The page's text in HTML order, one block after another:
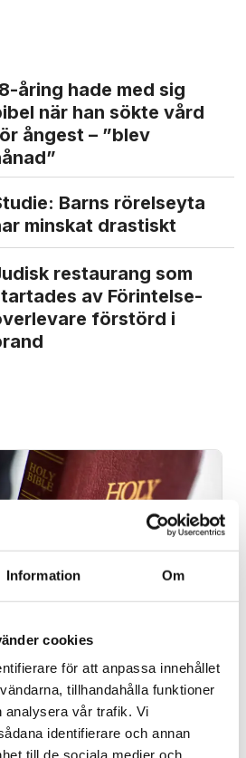
Information Om
cookies
för att anpassa innehållet
tillhandahålla funktioner
analysera vår trafik. Vi
identifierare och annan
till de sociala medier och
åring hade med sig
när han sökte vård
ångest – ”blev
Barns rörelseyta
minskat drastiskt
restaurang som
av Förintelse­
förstörd i
med sig
sökte vård